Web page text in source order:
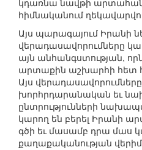
կդառնա նավթի
հիմնականում
Այս պարագայում Իրանի
վերադասավորումները
այն անհանգստության,
արտաքին աշխարհի հետ
Այս
խորհրդարանական եւ
ընտրությունների
կարող են բերել Իրանի
գծի եւ մասամբ դրա մաս
քաղաքականության